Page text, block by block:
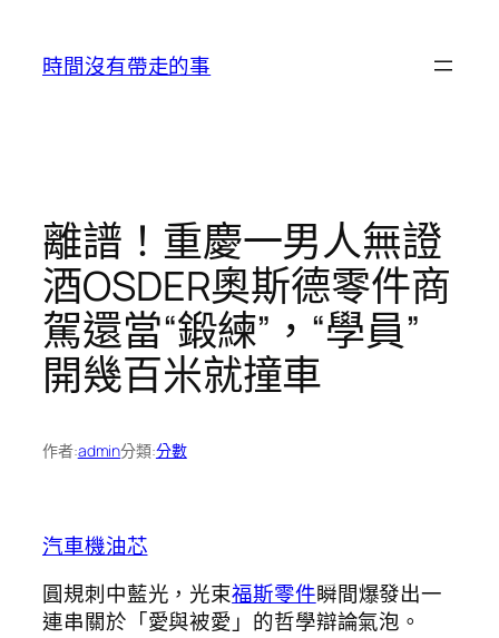
時間沒有帶走的事
離譜！重慶一男人無證
酒OSDER奧斯德零件商
駕還當“鍛練”，“學員”
開幾百米就撞車
作者:admin分類:分數
汽車機油芯
圓規刺中藍光，光束福斯零件瞬間爆發出一
連串關於「愛與被愛」的哲學辯論氣泡。